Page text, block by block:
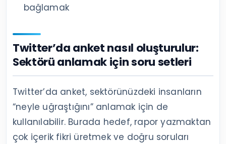
bağlamak
Twitter’da anket nasıl oluşturulur:
Sektörü anlamak için soru setleri
Twitter’da anket, sektörünüzdeki insanların
“neyle uğraştığını” anlamak için de
kullanılabilir. Burada hedef, rapor yazmaktan
çok içerik fikri üretmek ve doğru soruları